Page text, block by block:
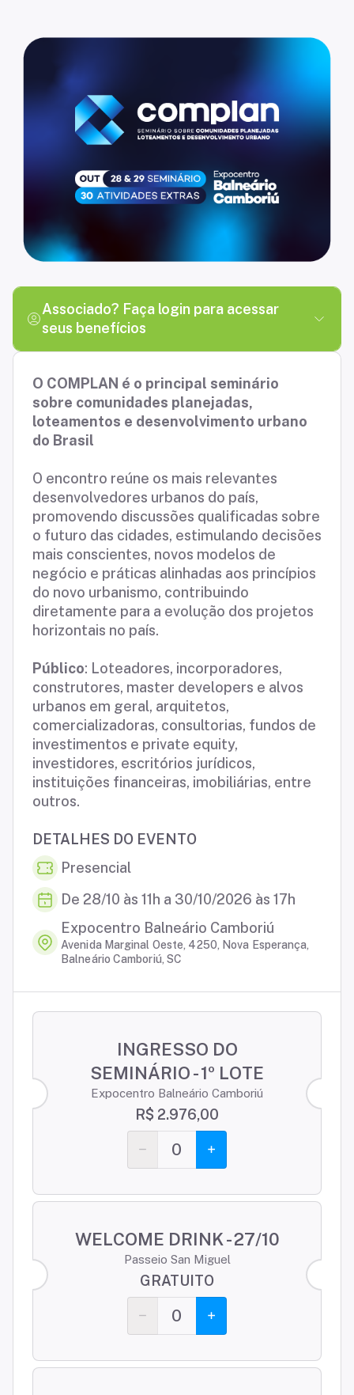
Associado? Faça login para acessar
seus benefícios
O COMPLAN é o principal seminário
sobre comunidades planejadas,
loteamentos e desenvolvimento urbano
do Brasil
O encontro reúne os mais relevantes
desenvolvedores urbanos do país,
promovendo discussões qualificadas sobre
o futuro das cidades, estimulando decisões
mais conscientes, novos modelos de
negócio e práticas alinhadas aos princípios
do novo urbanismo, contribuindo
diretamente para a evolução dos projetos
horizontais no país.
Público: Loteadores, incorporadores,
construtores, master developers e alvos
urbanos em geral, arquitetos,
comercializadoras, consultorias, fundos de
investimentos e private equity,
investidores, escritórios jurídicos,
instituições financeiras, imobiliárias, entre
outros.
DETALHES DO EVENTO
Presencial
De 28/10 às 11h a 30/10/2026 às 17h
Expocentro Balneário Camboriú
Avenida Marginal Oeste, 4250, Nova Esperança,
Balneário Camboriú, SC
INGRESSO DO
SEMINÁRIO - 1º LOTE
Expocentro Balneário Camboriú
R$ 2.976,00
0
WELCOME DRINK - 27/10
Passeio San Miguel
GRATUITO
0